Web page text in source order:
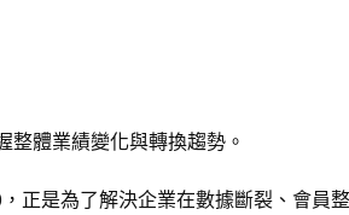
整體業績變化與轉換趨勢。
正是為了解決企業在數據斷裂、會員